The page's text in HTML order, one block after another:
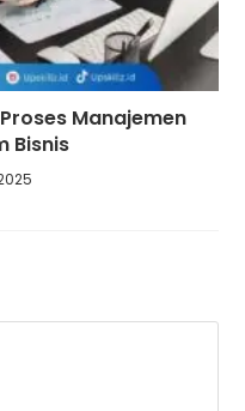
Manajemen
Bisnis